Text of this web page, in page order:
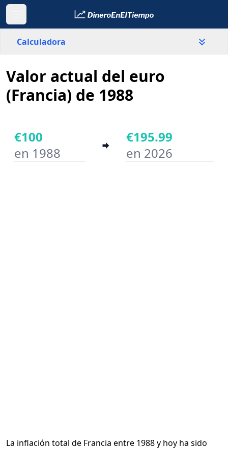
Calculadora
País
Año inicial
Valor actual del euro
(Francia) de 1988
€100
en 1988
€195.99
en 2026
La inflación total de Francia entre 1988 y hoy ha sido